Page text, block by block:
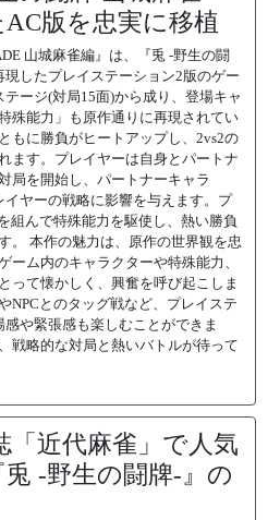
版を忠実に移植
山城麻雀編』は、『兎 -野生の闘
したプレイステーション2版のゲー
ージ(対局15面)から成り、登場キャ
殊能力」も原作通りに再現されてい
もに勝負がヒートアップし、2vs2の
ます。プレイヤーは自身とパートナ
局を開始し、パートナーキャラ
イヤーの戦略に影響を与えます。プ
組んで特殊能力を駆使し、熱い勝負
。 本作の魅力は、原作の世界観を忠
ーム内のキャラクターや特殊能力、
って懐かしく、興奮を呼び起こしま
NPCとのタッグ戦など、プレイステ
や緊張感も楽しむことができま
戦略的な対局と熱いバトルが待って
「近代麻雀」で人気
-野生の闘牌-』の